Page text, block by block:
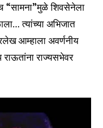
“सामना”मुळे शिवसेनेला
त्यांच्या अभिजात
आम्हाला अवर्णनीय
राज्यसभेवर